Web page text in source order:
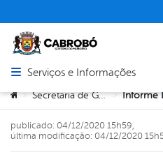
Abrir menu principal de
Serviços e Informações
Você está aqui:
> Secretaria de Governo >
publicado: 04/12/2020 15h59,
última modificação: 04/12/2020